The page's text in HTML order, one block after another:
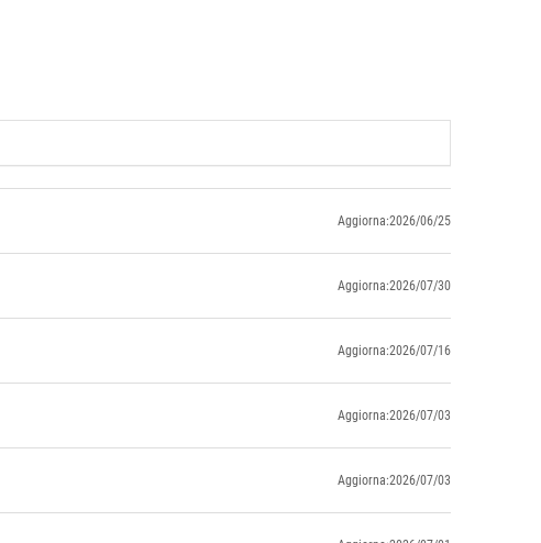
Aggiorna:2026/06/25
Aggiorna:2026/07/30
Aggiorna:2026/07/16
Aggiorna:2026/07/03
Aggiorna:2026/07/03